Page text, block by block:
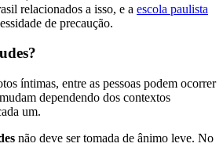
relacionados a isso, e a escola paulista
de precaução.
íntimas, entre as pessoas podem ocorrer
dependendo dos contextos
um.
não deve ser tomada de ânimo leve. No